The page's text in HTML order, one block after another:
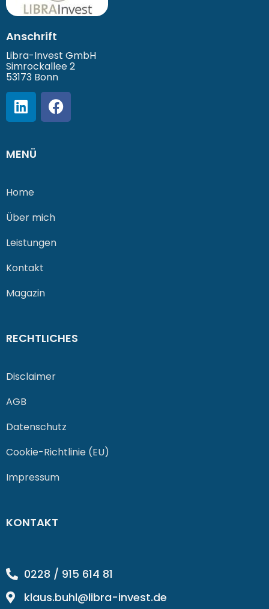
Anschrift
Libra-Invest GmbH
Simrockallee 2
53173 Bonn
MENÜ
Home
Über mich
Leistungen
Kontakt
Magazin
RECHTLICHES
Disclaimer
AGB
Datenschutz
Cookie-Richtlinie (EU)
Impressum
KONTAKT
0228 / 915 614 81
klaus.buhl@libra-invest.de